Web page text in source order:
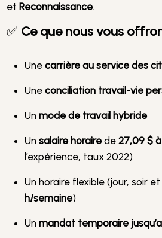
et Reconnaissance.
✅ Ce que nous vous
Unecarrière au service des
Uneconciliation travail-vie
Unmode de travail hybride
Unsalaire horairede27,09 $
l’expérience, taux 2022)
Un horaire flexible (jour, soir
h/semaine)
Unmandat temporaire